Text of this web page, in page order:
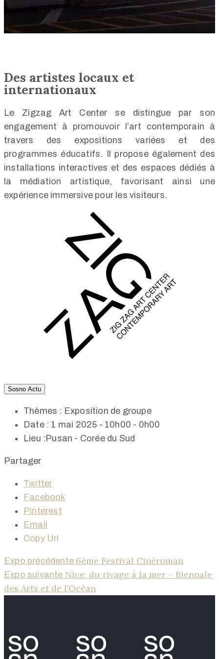
Des artistes locaux et
internationaux
Le Zigzag Art Center se distingue par son
engagement à promouvoir l’art contemporain à
travers des expositions variées et des
programmes éducatifs. Il propose également des
installations interactives et des espaces dédiés à
la médiation artistique, favorisant ainsi une
expérience immersive pour les visiteurs.
Sosno Actu
Thèmes : Exposition de groupe
Date : 1 mai 2025 - 10h00 - 0h00
Lieu : Pusan - Corée du Sud
Partager
Twitter
Facebook
Pinterest
Email
Copy Url
Expo précédente 6ème Festival Cinéroman
Expo suivante Nice, du rivage à la mer – Biennale
des Arts et de l’Océan